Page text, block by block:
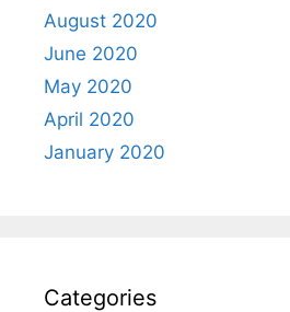
August 2020
June 2020
May 2020
April 2020
January 2020
Categories